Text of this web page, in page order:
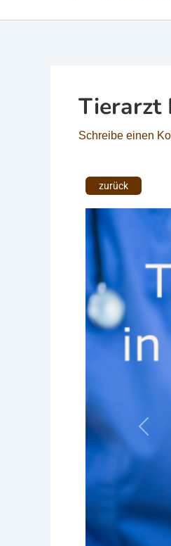
Tierarzt
Schreibe einen